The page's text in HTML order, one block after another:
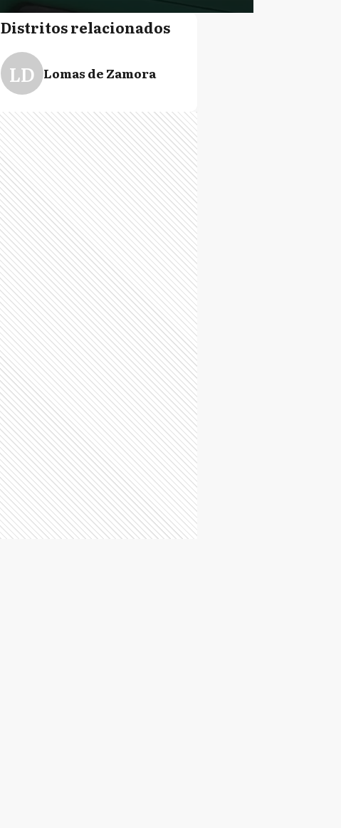
Distritos relacionados
LD Lomas de Zamora